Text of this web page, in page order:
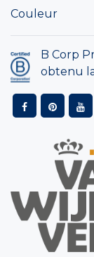
Couleur
B Corp
obtenu